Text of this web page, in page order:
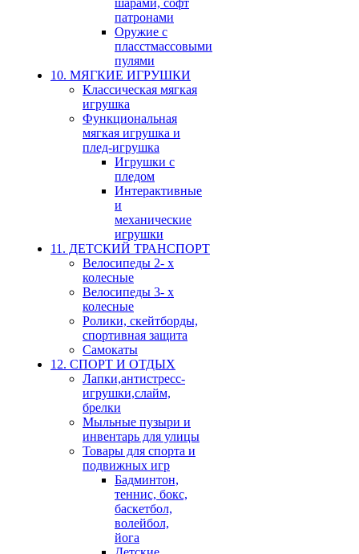
патронами
Оружие с
пласстмассовыми
пулями
10. МЯГКИЕ ИГРУШКИ
Классическая мягкая
игрушка
Функциональная
мягкая игрушка и
плед-игрушка
Игрушки с
пледом
Интерактивные
и
механические
игрушки
11. ДЕТСКИЙ ТРАНСПОРТ
Велосипеды 2- х
колесные
Велосипеды 3- х
колесные
Ролики, скейтборды,
спортивная защита
Самокаты
12. СПОРТ И ОТДЫХ
Лапки,антистресс-
игрушки,слайм,
брелки
Мыльные пузыри и
инвентарь для улицы
Товары для спорта и
подвижных игр
Бадминтон,
теннис, бокс,
баскетбол,
волейбол,
йога